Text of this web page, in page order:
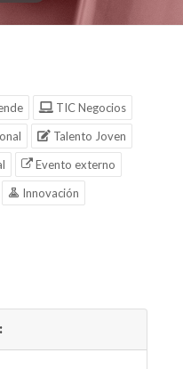
TIC Negocios
Talento Joven
Evento externo
Innovación